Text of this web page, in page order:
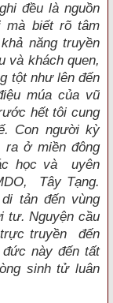
đều là nguồn
mà biết rõ tâm
năng truyền
và khách quen,
tột như lên đến
múa của vũ
hết tôi cung
Con người kỳ
ra ở miền đông
học và uyên
Tây Tạng.
tản đến vùng
tư. Nguyện cầu
truyền đến
này đến tất
sinh tử luân